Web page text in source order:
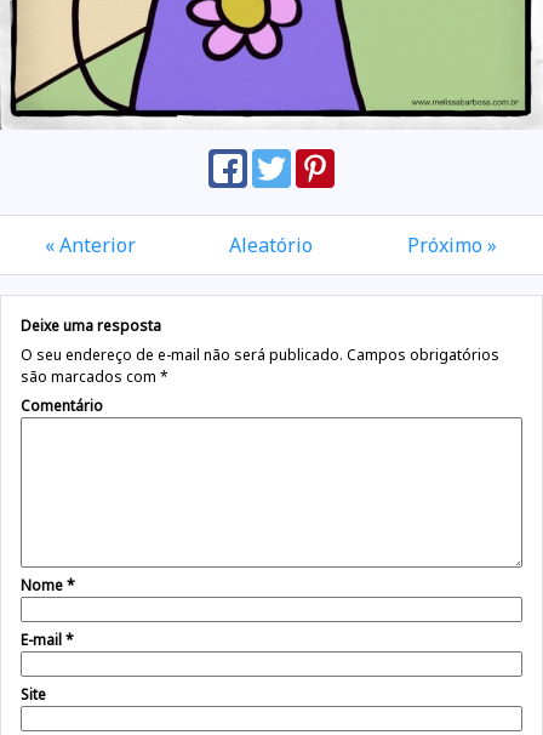
« Anterior Aleatório Próximo »
Deixe uma resposta
O seu endereço de e-mail não será publicado. Campos obrigatórios
são marcados com *
Comentário
Nome*
E-mail*
Site